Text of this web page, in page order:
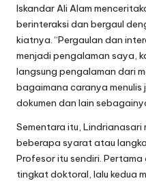
Iskandar Ali Alam
berinteraksi dan bergaul
kiatnya. “Pergaulan dan
menjadi pengalaman saya,
langsung pengalaman dari
bagaimana caranya menulis
dokumen dan lain
Sementara itu, Lindrianasari
beberapa syarat atau
Profesor itu sendiri.
tingkat doktoral, lalu kedua